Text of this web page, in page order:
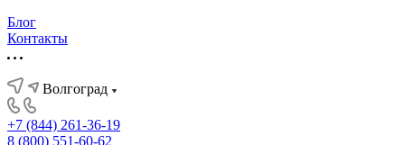
Блог
Контакты
Волгоград
+7 (844) 261-36-19
8 (800) 551-60-62